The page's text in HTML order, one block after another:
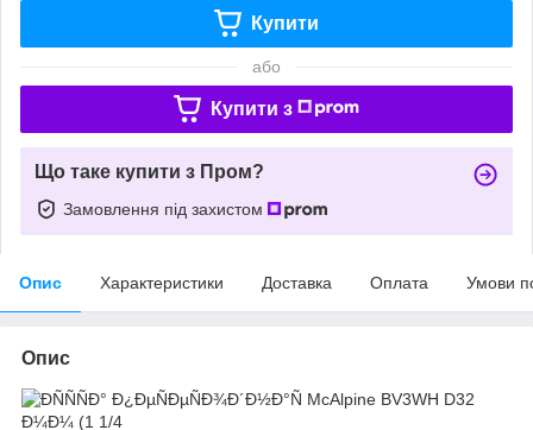
Купити
або
Купити з
Що таке купити з Пром?
Замовлення під захистом
Опис Характеристики Доставка Оплата Умови
Опис